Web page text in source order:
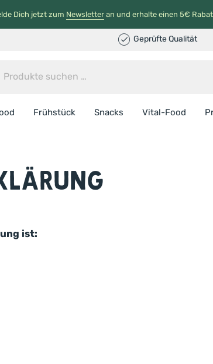
Dich jetzt zum Newsletteran und erhalte einen 5€
Geprüfte Qualität
Frühstück Snacks Vital-Food
ist: